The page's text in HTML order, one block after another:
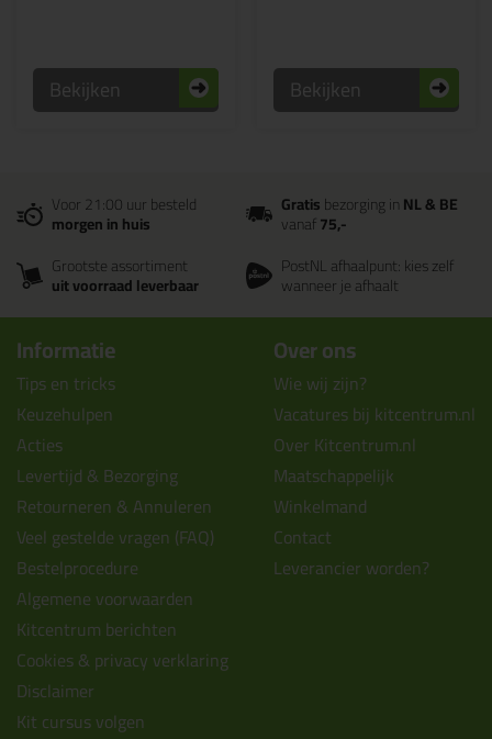
Bekijken Bekijken
Voor 21:00 uur besteld
morgen in huis
Gratisbezorging inNL & BE
vanaf75,-
Grootste assortiment
uit voorraad leverbaar
PostNL afhaalpunt: kies zelf
wanneer je afhaalt
Informatie
Tips en tricks
Keuzehulpen
Acties
Levertijd & Bezorging
Retourneren & Annuleren
Veel gestelde vragen (FAQ)
Bestelprocedure
Algemene voorwaarden
Kitcentrum berichten
Cookies & privacy verklaring
Disclaimer
Kit cursus volgen
Over ons
Wie wij zijn?
Vacatures bij kitcentrum.nl
Over Kitcentrum.nl
Maatschappelijk
Winkelmand
Contact
Leverancier worden?